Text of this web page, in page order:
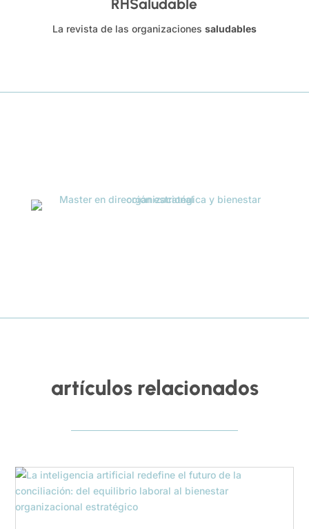
RHSaludable
La revista de las organizaciones saludables
artículos relacionados